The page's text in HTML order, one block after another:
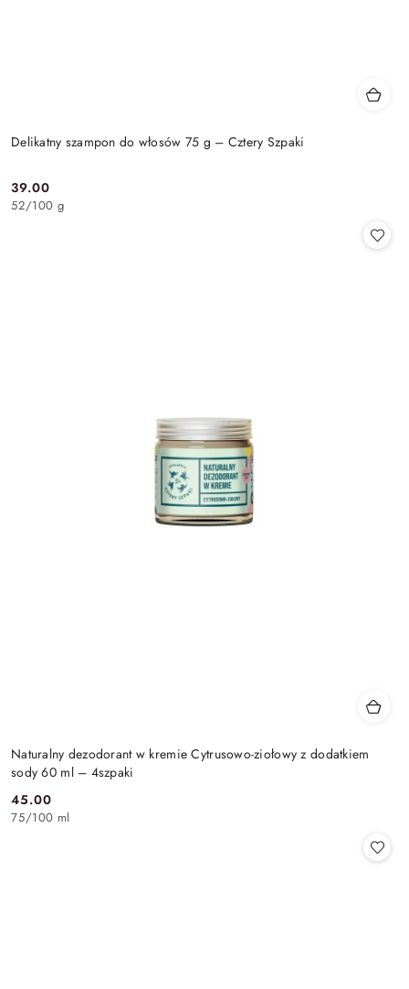
Delikatny szampon do włosów 75 g – Cztery Szpaki
Cena:
39.00
52/100 g
Naturalny dezodorant w kremie Cytrusowo-ziołowy z dodatkiem
sody 60 ml – 4szpaki
Cena:
45.00
75/100 ml